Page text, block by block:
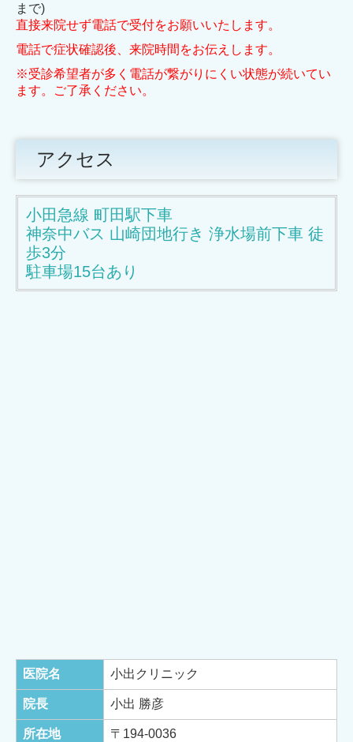
まで)
直接来院せず電話で受付をお願いいたします。
電話で症状確認後、来院時間をお伝えします。
※受診希望者が多く電話が繋がりにくい状態が続いてい
ます。ご了承ください。
アクセス
小田急線 町田駅下車
神奈中バス 山崎団地行き 浄水場前下車 徒
歩3分
駐車場15台あり
医院名 小出クリニック
院長 小出 勝彦
所在地
〒194-0036